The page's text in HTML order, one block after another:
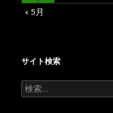
« 5月
サイト検索
検
索: